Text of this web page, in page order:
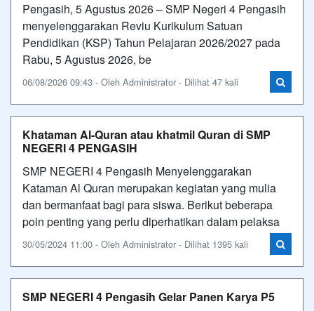
Pengasih, 5 Agustus 2026 – SMP Negeri 4 Pengasih
menyelenggarakan Reviu Kurikulum Satuan
Pendidikan (KSP) Tahun Pelajaran 2026/2027 pada
Rabu, 5 Agustus 2026, be
06/08/2026 09:43 - Oleh Administrator - Dilihat 47 kali
Khataman Al-Quran atau khatmil Quran di SMP
NEGERI 4 PENGASIH
SMP NEGERI 4 Pengasih Menyelenggarakan
Kataman Al Quran merupakan kegiatan yang mulia
dan bermanfaat bagi para siswa. Berikut beberapa
poin penting yang perlu diperhatikan dalam pelaksa
30/05/2024 11:00 - Oleh Administrator - Dilihat 1395 kali
SMP NEGERI 4 Pengasih Gelar Panen Karya P5